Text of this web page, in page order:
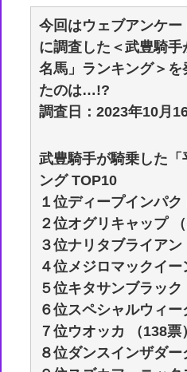
今回はウェブアンケー
に調査した＜武豊騎
名馬」ランキング＞
たのは…!?
調査日：2023年10月
武豊騎手が騎乗した
ング TOP10
１位ディープインパク
２位オグリキャップ （
３位ナリタブライアン
４位メジロマックイー
５位キタサンブラック
６位スペシャルウィー
７位ウオッカ （138票
８位ダンスインザダー